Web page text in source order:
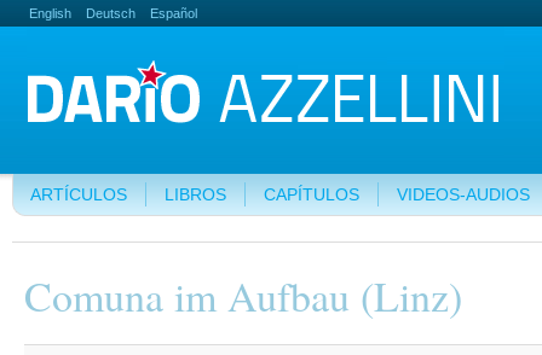
English Deutsch Español
ARTÍCULOS LIBROS CAPÍTULOS VIDEOS-AUDIOS
Comuna im Aufbau (Linz)